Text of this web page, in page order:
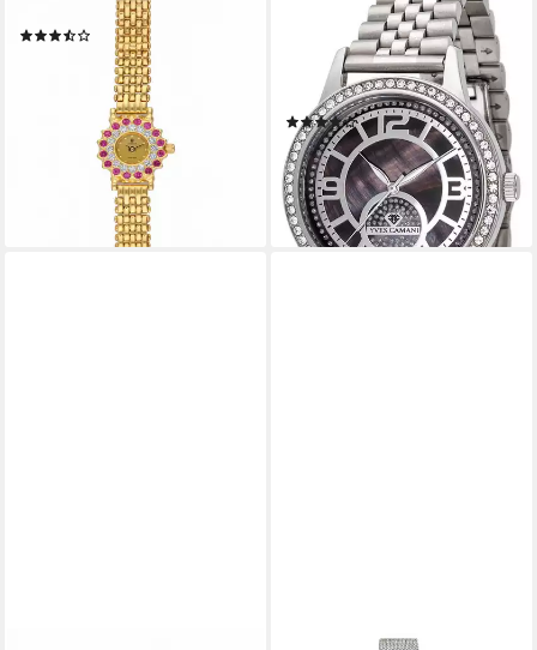
Schweizer Uhr Capri
UVP299,00 €
lieferbar - in 2-3 Werktagen bei dir
Quarzuhr ROUEN B,
Perlmutt-Zifferblatt,
kratzfestes Mineralglas, 3
ATM
(35)
99,00 € 349,00 €
-72%
lieferbar - in 8-10 Werktagen bei
dir